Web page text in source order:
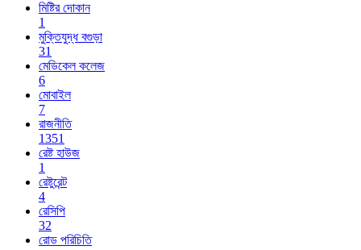
মিষ্টির দোকান
1
মুক্তিযুদ্ধ বগুড়া
31
মেডিকেল কলেজ
6
মোবাইল
7
রাজনীতি
1351
রেষ্ট হাউজ
1
রেষ্টুরেন্ট
4
রেসিপি
32
রোড পরিচিতি